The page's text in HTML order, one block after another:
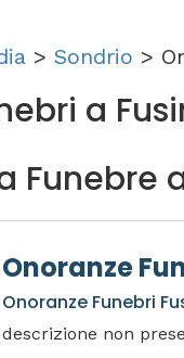
> Sondrio >
a
Funebre
Onoranze
Onoranze Funebri
descrizione non